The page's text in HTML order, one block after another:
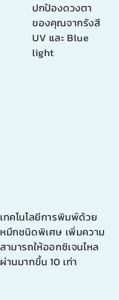
ปกป้องดวงตา
ของคุณจากรังสี
UV และ Blue
light
เทคโนโลยีการพิมพ์ด้วย
หมึกชนิดพิเศษ เพิ่มความ
สามารถให้ออกซิเจนไหล
ผ่านมากขึ้น 10 เท่า